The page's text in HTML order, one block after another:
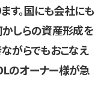
す。国にも会社にも
かしらの資産形成を
がらでもおこなえ
のオーナー様が急